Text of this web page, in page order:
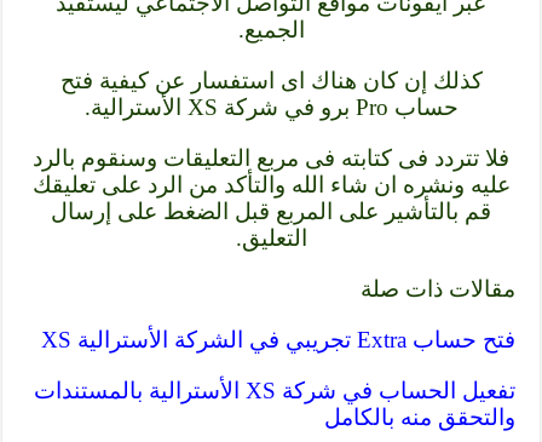
الجميع.
كذلك إن كان هناك اى استفسار عن كيفية فتح
حساب Pro برو في شركة XS الأسترالية.
فلا تتردد فى كتابته فى مربع التعليقات وسنقوم بالرد
عليه ونشره ان شاء الله والتأكد من الرد على تعليقك
قم بالتأشير على المربع قبل الضغط على إرسال
التعليق.
مقالات ذات صلة
فتح حساب Extra تجريبي في الشركة الأسترالية XS
تفعيل الحساب في شركة XS الأسترالية بالمستندات
والتحقق منه بالكامل